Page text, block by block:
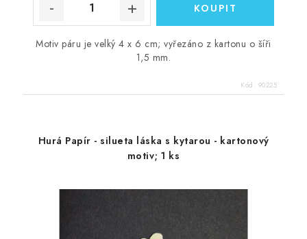
Motiv páru je velký 4 x 6 cm; vyřezáno z kartonu o šíři
1,5 mm.
Kód: 90225
Hurá Papír - silueta láska s kytarou - kartonový
motiv; 1 ks